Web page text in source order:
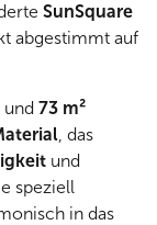
SunSquare
abgestimmt auf
und 73 m²
, das
und
speziell
in das